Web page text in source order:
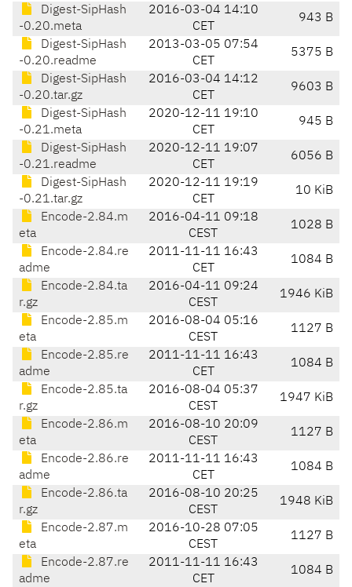
Digest-SipHash
-0.20.meta
2016-03-04 14:10
CET
943 B
Digest-SipHash
-0.20.readme
2013-03-05 07:54
CET
5375 B
Digest-SipHash
-0.20.tar.gz
2016-03-04 14:12
CET
9603 B
Digest-SipHash
-0.21.meta
2020-12-11 19:10
CET
945 B
Digest-SipHash
-0.21.readme
2020-12-11 19:07
CET
6056 B
Digest-SipHash
-0.21.tar.gz
2020-12-11 19:19
CET
10 KiB
Encode-2.84.m
eta
2016-04-11 09:18
CEST
1028 B
Encode-2.84.re
adme
2011-11-11 16:43
CET
1084 B
Encode-2.84.ta
r.gz
2016-04-11 09:24
CEST
1946 KiB
Encode-2.85.m
eta
2016-08-04 05:16
CEST
1127 B
Encode-2.85.re
adme
2011-11-11 16:43
CET
1084 B
Encode-2.85.ta
r.gz
2016-08-04 05:37
CEST
1947 KiB
Encode-2.86.m
eta
2016-08-10 20:09
CEST
1127 B
Encode-2.86.re
adme
2011-11-11 16:43
CET
1084 B
Encode-2.86.ta
r.gz
2016-08-10 20:25
CEST
1948 KiB
Encode-2.87.m
eta
2016-10-28 07:05
CEST
1127 B
Encode-2.87.re
adme
2011-11-11 16:43
CET
1084 B